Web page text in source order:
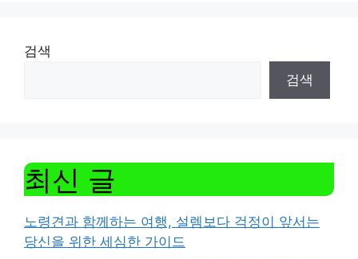
검색
검색
최신 글
노령견과 함께하는 여행, 설렘보다 걱정이 앞서는
당신을 위한 세심한 가이드